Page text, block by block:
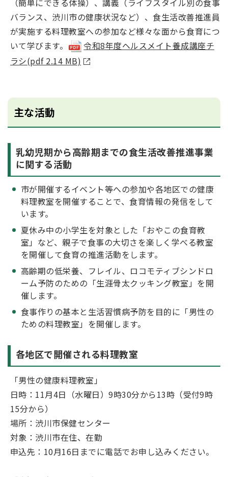
（簡単にできる体操）、講義（ライフスタイル別の食事
バランス、渋川市の健康状況など）、食生活改善推進員
が実施する料理教室への参加など様々な面から食育につ
いて学びます。
令和8年度ヘルスメイト養成講座チ
ラシ(pdf 2.14 MB)
主な活動
乳幼児期から高齢期までの食生活改善推進事業
に関する活動
市が開催するイベント等への参加や各地区での健康
料理教室を開催することで、食育情報の発信をして
います。
夏休み中の小学生を対象とした「おやこの食育教
室」など、親子で食事の大切さを楽しく学べる教室
を開催して食育の推進活動をします。
高齢期の低栄養、フレイル、ロコモティブシンドロ
ーム予防のための「生涯骨太クッキング教室」を開
催します。
食事作りの基本と生活習慣病予防を目的に「男性の
ための料理教室」を開催します。
各地区で開催される料理教室
「男性の健康料理教室」
日時：11月4日（水曜日）9時30分から13時（受付9時
15分から）
場所：渋川市保健センター
対象：渋川市在住、在勤
申込先：10月16日までに電話でお申し込みください。